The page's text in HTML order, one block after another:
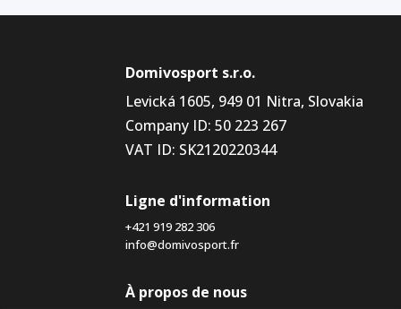
Domivosport s.r.o.
Levická 1605, 949 01 Nitra, Slovakia
Company ID: 50 223 267
VAT ID: SK2120220344
Ligne d'information
+421 919 282 306
info@domivosport.fr
À propos de nous